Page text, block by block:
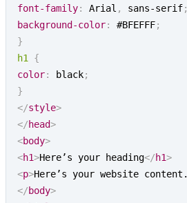
font-family: Arial , sans-serif;
background-color: #BFEFFF;
}
h1
{
color: black;
}
</style>
</head>
<body>
<h1>Here’s your heading</h1>
<p>Here’s your website content.
</body>